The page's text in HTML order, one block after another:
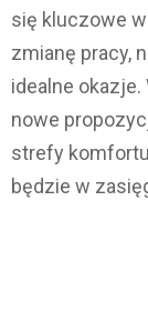
się kluczowe
zmianę pracy,
idealne
nowe
strefy
będzie w